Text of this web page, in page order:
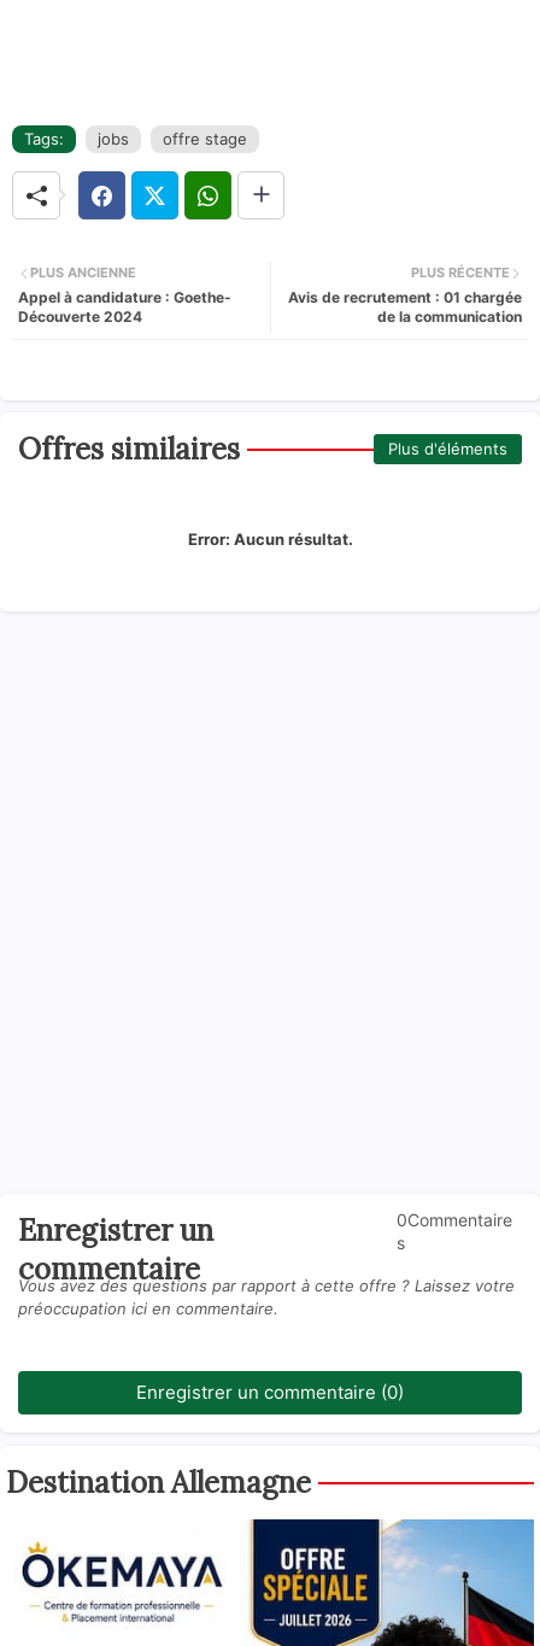
Tags: jobs offre stage
PLUS RÉCENTE
Avis de recrutement : 01 chargée
de la communication
PLUS ANCIENNE
Appel à candidature : Goethe-
Découverte 2024
Offres similaires Plus d'éléments
Error: Aucun résultat.
Enregistrer un
commentaire
0Commentaire
s
Vous avez des questions par rapport à cette offre ? Laissez votre
préoccupation ici en commentaire.
Enregistrer un commentaire (0)
Destination Allemagne